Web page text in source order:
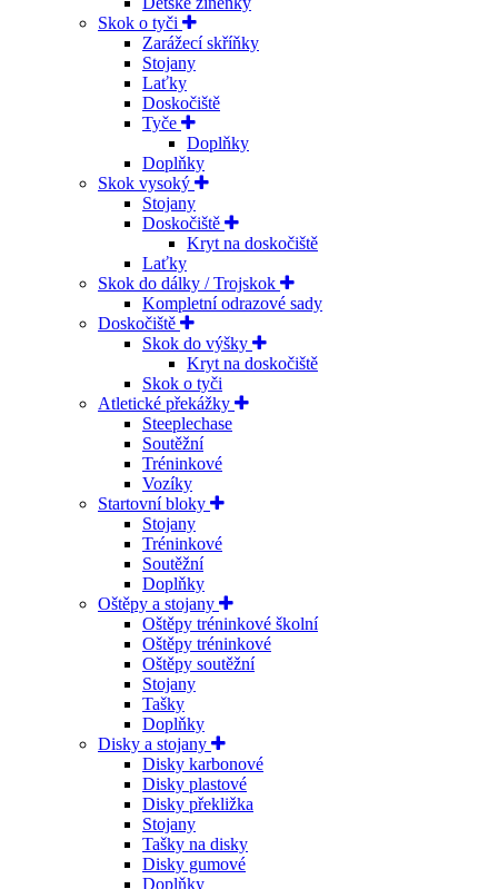
Skok o tyči
Zarážecí skříňky
Stojany
Laťky
Doskočiště
Tyče
Doplňky
Doplňky
Skok vysoký
Stojany
Doskočiště
Kryt na doskočiště
Laťky
Skok do dálky / Trojskok
Kompletní odrazové sady
Doskočiště
Skok do výšky
Kryt na doskočiště
Skok o tyči
Atletické překážky
Steeplechase
Soutěžní
Tréninkové
Vozíky
Startovní bloky
Stojany
Tréninkové
Soutěžní
Doplňky
Oštěpy a stojany
Oštěpy tréninkové školní
Oštěpy tréninkové
Oštěpy soutěžní
Stojany
Tašky
Doplňky
Disky a stojany
Disky karbonové
Disky plastové
Disky překližka
Stojany
Tašky na disky
Disky gumové
Doplňky